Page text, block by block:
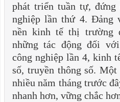
phát triển tuần tự, đứng
nghiệp lần thứ 4. Đảng
nền kinh tế thị trường
những tác động đối
công nghiệp lần 4, kinh
số, truyền thông số.
nhiều năm tháng trước
nhanh hơn, vững chắc